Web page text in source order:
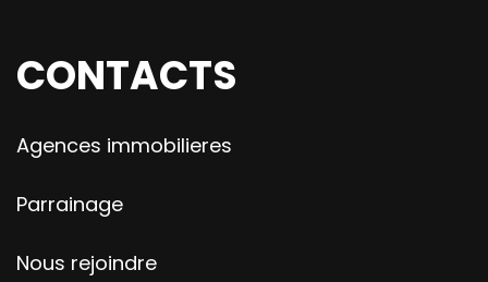
CONTACTS
Agences immobilieres
Parrainage
Nous rejoindre